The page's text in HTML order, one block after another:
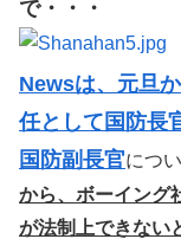
で・・・
Newsは、元旦
任として国防長
国防副長官につい
から、ボーイング
が法制上できない